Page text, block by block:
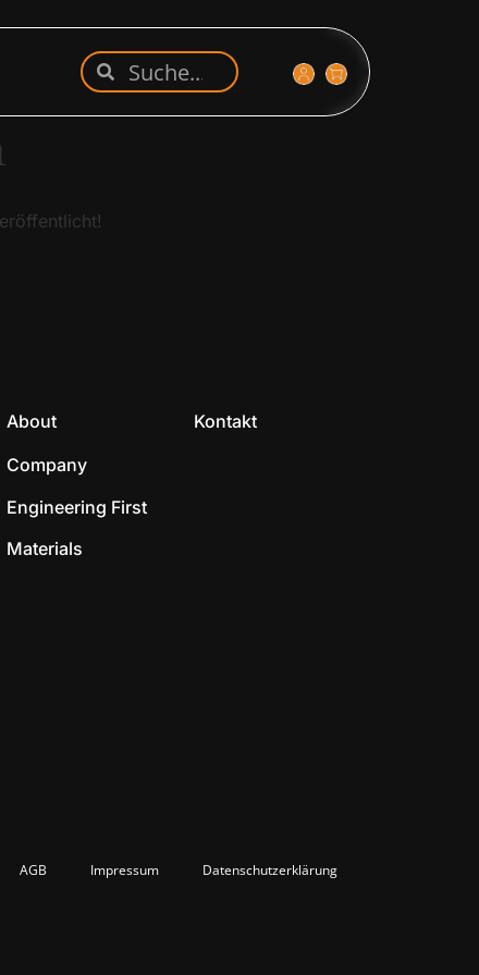
About
Company
Engineering First
Materials
Kontakt
AGB Impressum Datenschutzerklärung